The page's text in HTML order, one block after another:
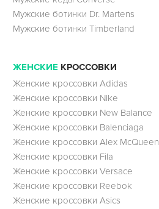
Мужские ботинки Dr. Martens
Мужские ботинки Timberland
ЖЕНСКИЕ КРОССОВКИ
Женские кроссовки Adidas
Женские кроссовки Nike
Женские кроссовки New Balance
Женские кроссовки Balenciaga
Женские кроссовки Alex McQueen
Женские кроссовки Fila
Женские кроссовки Versace
Женские кроссовки Reebok
Женские кроссовки Asics